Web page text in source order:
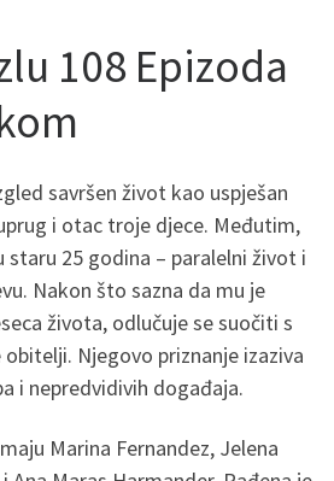
108 Epizoda
savršen život kao uspješan
i otac troje djece. Međutim,
25 godina – paralelni život i
Nakon što sazna da mu je
života, odlučuje se suočiti s
Njegovo priznanje izaziva
i nepredvidivih događaja.
Marina Fernandez, Jelena